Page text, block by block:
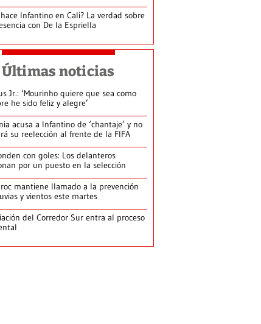
hace Infantino en Cali? La verdad sobre
con De la Espriella
Últimas noticias
Jr.: ‘Mourinho quiere que sea como
he sido feliz y alegre’
acusa a Infantino de ‘chantaje’ y no
su reelección al frente de la FIFA
con goles: Los delanteros
por un puesto en la selección
mantiene llamado a la prevención
y vientos este martes
del Corredor Sur entra al proceso